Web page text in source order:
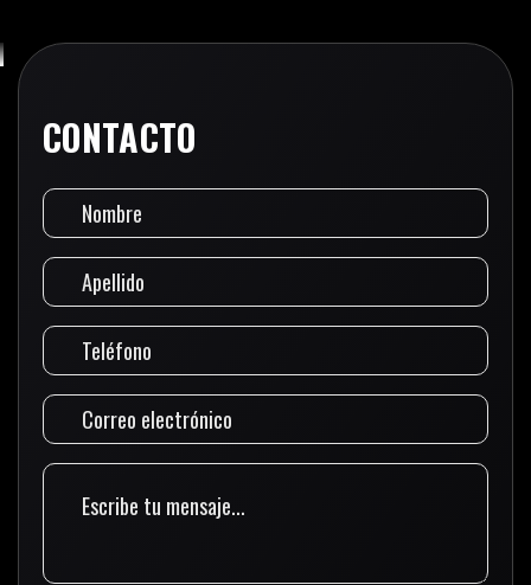
CONTACTO